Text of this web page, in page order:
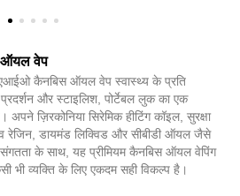
ऑयल वेप
एआईओ कैनबिस ऑयल वेप स्वास्थ्य के प्रति
और स्टाइलिश, पोर्टेबल लुक का एक
ज़िरकोनिया सिरेमिक हीटिंग कॉइल, सुरक्षा
रेजिन, डायमंड लिक्विड और सीबीडी ऑयल जैसे
के साथ, यह प्रीमियम कैनबिस ऑयल वेपिंग
भी व्यक्ति के लिए एकदम सही विकल्प है।